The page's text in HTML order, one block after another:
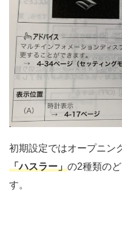
初期設定ではオープニン
「ハスラー」の2種類の
す。